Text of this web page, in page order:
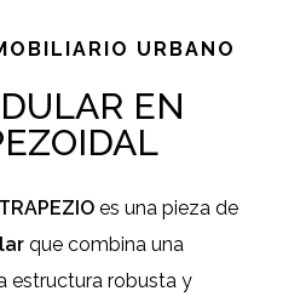
URBANO
EN
es una pieza de
que combina una
estructura robusta y